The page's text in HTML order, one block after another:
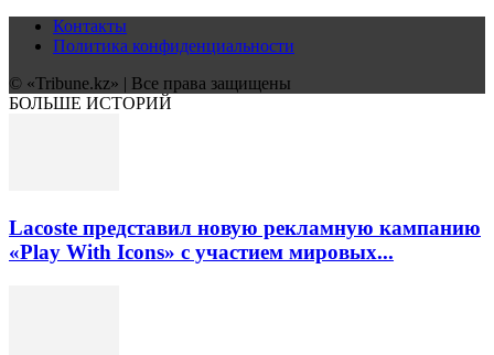
Контакты
Политика конфиденциальности
© «Tribune.kz» | Все права защищены
БОЛЬШЕ ИСТОРИЙ
Lacoste представил новую рекламную кампанию
«Play With Icons» с участием мировых...